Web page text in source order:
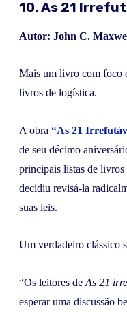
10. As 21
Autor: John C.
Mais um livro com foco
livros de logística.
A obra “As 21
de seu décimo
principais listas de
decidiu revisá-la
suas leis.
Um verdadeiro clássico
“Os leitores de As 21
esperar uma discussão